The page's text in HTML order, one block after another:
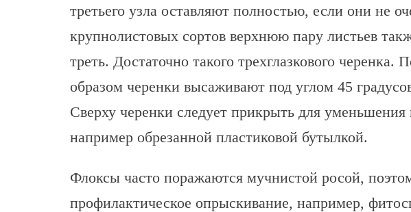
третьего узла оставляют полностью, если они не
крупнолистовых сортов верхнюю пару листьев
треть. Достаточно такого трехглазкового черенка.
образом черенки высаживают под углом 45
Сверху черенки следует прикрыть для уменьшения
например обрезанной пластиковой бутылкой.
Флоксы часто поражаются мучнистой росой,
профилактическое опрыскивание, например,